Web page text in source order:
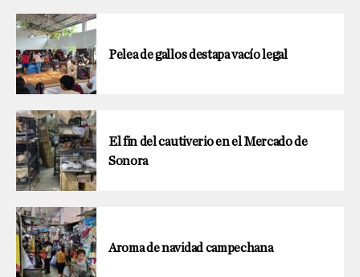
Pelea de gallos destapa vacío legal
El fin del cautiverio en el Mercado de
Sonora
Aroma de navidad campechana